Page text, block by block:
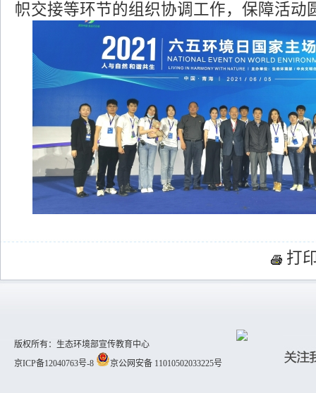
帜交接等环节的组织协调工作，保障活动
打
版权所有：生态环境部宣传教育中心
京ICP备12040763号-8
京公网安备 11010502033225号